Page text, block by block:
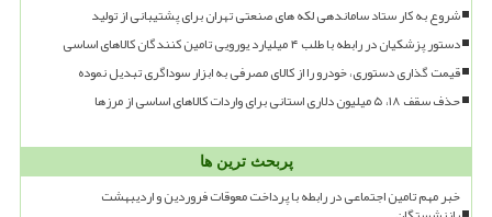
شروع به کار ستاد ساماندهی لکه های صنعتی تهران برای پشتیبانی از تولید
دستور پزشکیان در رابطه با طلب ۴ میلیارد یورویی تامین کنندگان کالاهای اساسی
قیمت گذاری دستوری، خودرو را از کالای مصرفی به ابزار سوداگری تبدیل نموده
حذف سقف ۱۸، ۵ میلیون دلاری استانی برای واردات کالاهای اساسی از مرزها
پربحث ترین ها
خبر مهم تامین اجتماعی در رابطه با پرداخت معوقات فروردین و اردیبهشت